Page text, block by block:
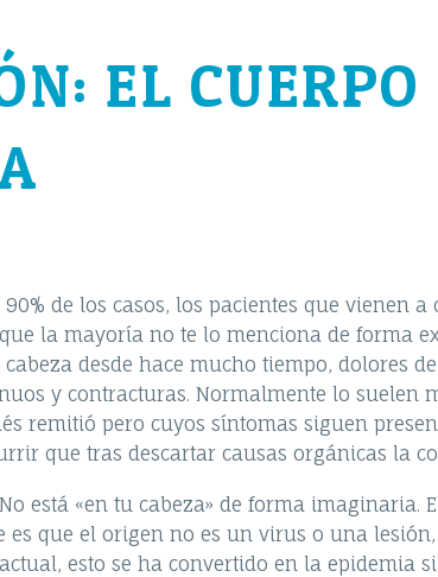
EL
de los casos, los pacientes que vienen
la mayoría no te lo menciona de forma
desde hace mucho tiempo, dolores
y contracturas. Normalmente lo suelen
remitió pero cuyos síntomas siguen
que tras descartar causas orgánicas la
está «en tu cabeza» de forma
es que el origen no es un virus o una
esto se ha convertido en la epidemia